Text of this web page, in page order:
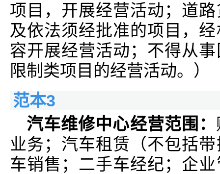
项目，开展经营活动；道
及依法须经批准的项目，
容开展经营活动；不得从
限制类项目的经营活动。）
范本3
汽车维修中心经营范围：
业务；汽车租赁（不包括
车销售；二手车经纪；企